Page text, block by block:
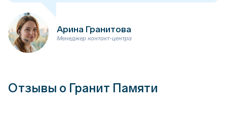
Арина Гранитова
Менеджер контакт-центра
Отзывы о Гранит Памяти